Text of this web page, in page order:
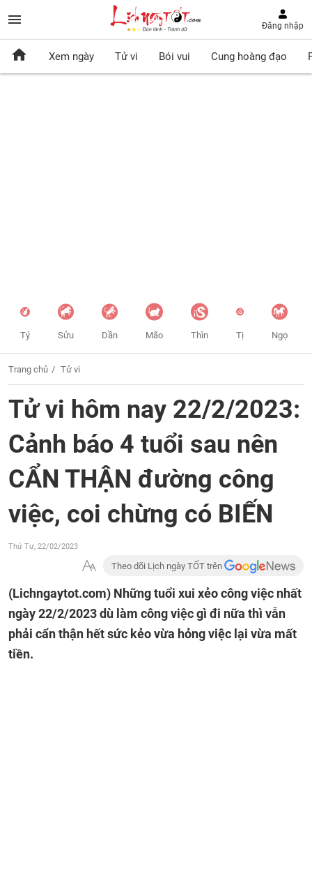
Đăng nhập
Xem ngày Tử vi Bói vui Cung hoàng đạo
Tý Sửu Dần Mão Thìn Tị Ngọ
Trang chủ Tử vi
Tử vi hôm nay 22/2/2023:
Cảnh báo 4 tuổi sau nên
CẨN THẬN đường công
việc, coi chừng có BIẾN
Thứ Tư, 22/02/2023
Theo dõi Lịch ngày TỐT trên
(Lichngaytot.com) Những tuổi xui xẻo công việc nhất
ngày 22/2/2023 dù làm công việc gì đi nữa thì vẫn
phải cẩn thận hết sức kẻo vừa hỏng việc lại vừa mất
tiền.